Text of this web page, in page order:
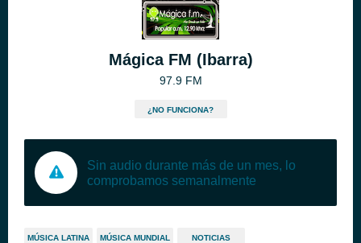
Mágica FM (Ibarra)
97.9 FM
¿NO FUNCIONA?
Sin audio durante más de un mes, lo
comprobamos semanalmente
MÚSICA LATINA MÚSICA MUNDIAL NOTICIAS